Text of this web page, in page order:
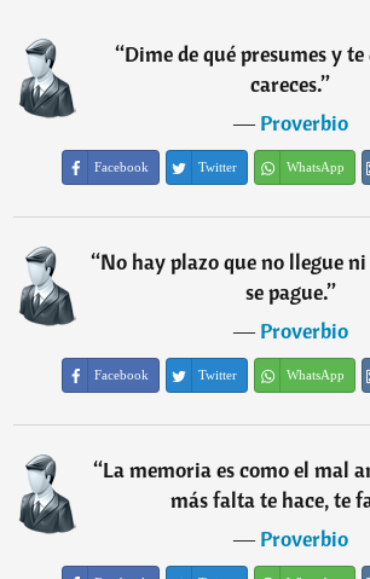
“Dime de qué presumes y
careces.”
―Proverbio
Facebook Twitter WhatsApp
“No hay plazo que no llegue
se pague.”
―Proverbio
Facebook Twitter WhatsApp
“La memoria es como el mal
más falta te hace, te
―Proverbio